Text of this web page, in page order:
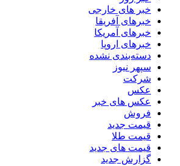
خبر های خارجی
خبرهای آفریقا
خبرهای آمریکا
خبرهای اروپا
دسته‌بندی نشده
سپهر نیوز
شرکت
عکس
عکس های خبر
فروش
قیمت جدید
قیمت طلا
قیمت های جدید
گزارش جدید